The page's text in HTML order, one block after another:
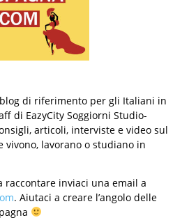
di riferimento per gli Italiani in
di EazyCity Soggiorni Studio-
articoli, interviste e video sul
vivono, lavorano o studiano in
raccontare inviaci una email a
. Aiutaci a creare l’angolo delle